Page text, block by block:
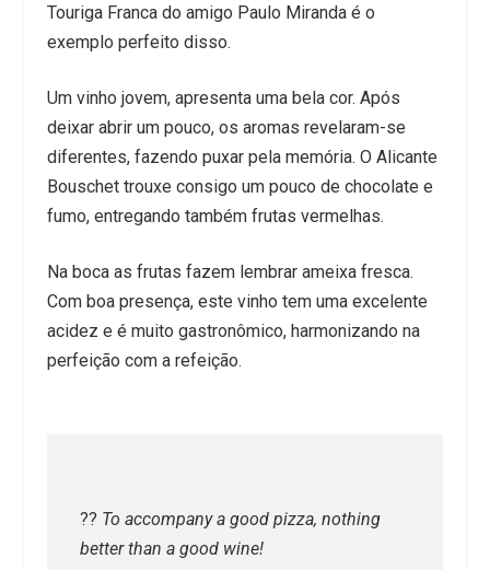
Touriga Franca do amigo Paulo Miranda é o
exemplo perfeito disso.
Um vinho jovem, apresenta uma bela cor. Após
deixar abrir um pouco, os aromas revelaram-se
diferentes, fazendo puxar pela memória. O Alicante
Bouschet trouxe consigo um pouco de chocolate e
fumo, entregando também frutas vermelhas.
Na boca as frutas fazem lembrar ameixa fresca.
Com boa presença, este vinho tem uma excelente
acidez e é muito gastronômico, harmonizando na
perfeição com a refeição.
??​ To accompany a good pizza, nothing
better than a good wine!